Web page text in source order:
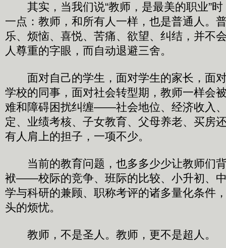
其实，当我们说“教师，是最美的职业”时
一点：教师，和所有人一样，也是普通人。
乐、烦恼、喜悦、苦痛、欲望、纠结，并不
人尊重的字眼，而自动退避三舍。
面对自己的学生，面对学生的家长，面
学校的同事，面对社会转型期，教师一样会
难和障碍困扰纠缠——社会地位、经济收入
定、业绩考核、子女教育、父母养老、买
有人肩上的担子，一项不少。
当前的教育问题，也多多少少让教师们
袱——校际的竞争、班际的比较、小升初、
学与科研的兼顾、职称考评的诸多量化条件
头的烦忧。
教师，不是圣人。教师，更不是超人。